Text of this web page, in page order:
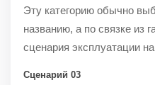
Эту категорию обычно
названию, а по связке из
сценария эксплуатации
Сценарий 03